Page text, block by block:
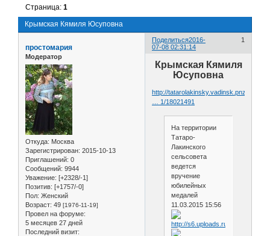
Крымская Кямиля Юсуповна
Страница:1
Поделиться 1
2016-
07-08 02:31:14
простомария
Модератор
Откуда: Москва
Зарегистрирован: 2015-10-13
Приглашений: 0
Сообщений: 9944
Уважение: [+2328/-1]
Позитив: [+1757/-0]
Пол: Женский
Возраст: 49 [1976-11-19]
Провел на форуме:
5 месяцев 27 дней
Последний визит:
Крымская Кямиля
Юсуповна
http://tatarolakinsky.vadinsk.pnzreg.ru
… 1/18021491
На территории
Татаро-
Лакинского
сельсовета
ведется
вручение
юбилейных
медалей
11.03.2015 15:56